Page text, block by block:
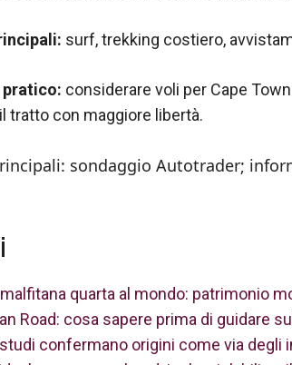
surf, trekking costiero,
considerare voli per Cape
tratto con maggiore libertà.
sondaggio Autotrader;
quarta al mondo: patrimonio
Road: cosa sapere prima di guidare
confermano origini come via degli